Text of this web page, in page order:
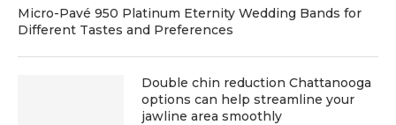
Micro-Pavé 950 Platinum Eternity Wedding Bands for
Different Tastes and Preferences
Double chin reduction Chattanooga
options can help streamline your
jawline area smoothly